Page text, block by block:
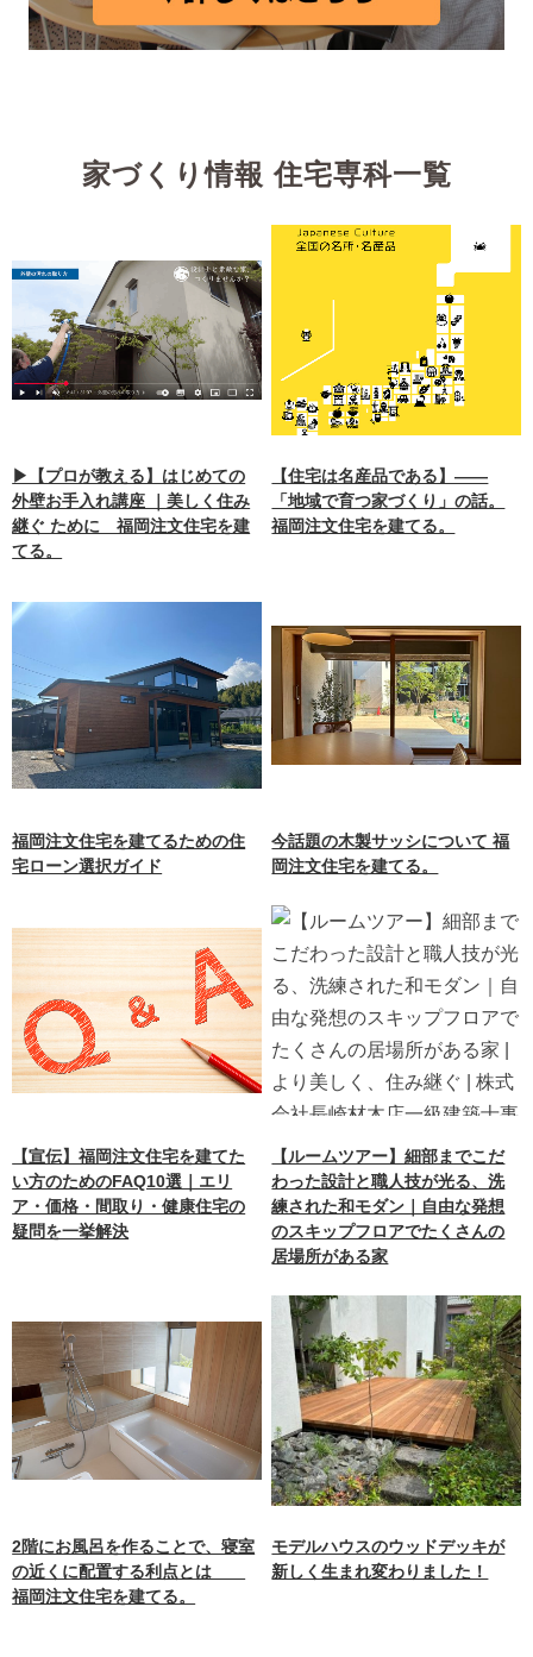
家づくり情報 住宅専科一覧
▶【プロが教える】はじめての
外壁お手入れ講座 ｜美しく住み
継ぐ ために 福岡注文住宅を建
てる。
【住宅は名産品である】——
「地域で育つ家づくり」の話。
福岡注文住宅を建てる。
福岡注文住宅を建てるための住
宅ローン選択ガイド
今話題の木製サッシについて 福
岡注文住宅を建てる。
【宣伝】福岡注文住宅を建てた
い方のためのFAQ10選｜エリ
ア・価格・間取り・健康住宅の
疑問を一挙解決
【ルームツアー】細部までこだ
わった設計と職人技が光る、洗
練された和モダン｜自由な発想
のスキップフロアでたくさんの
居場所がある家
2階にお風呂を作ることで、寝室
の近くに配置する利点とは
福岡注文住宅を建てる。
モデルハウスのウッドデッキが
新しく生まれ変わりました！